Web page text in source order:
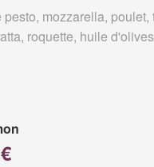
pesto, mozzarella, poulet,
roquette, huile d'olives